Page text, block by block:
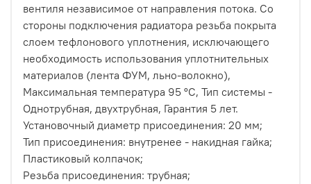
вентиля независимое от направления потока. Со
стороны подключения радиатора резьба покрыта
слоем тефлонового уплотнения, исключающего
необходимость использования уплотнительных
материалов (лента ФУМ, льно-волокно),
Максимальная температура 95 °С, Тип системы -
Однотрубная, двухтрубная, Гарантия 5 лет.
Установочный диаметр присоединения: 20 мм;
Тип присоединения: внутренее - накидная гайка;
Пластиковый колпачок;
Резьба присоединения: трубная;